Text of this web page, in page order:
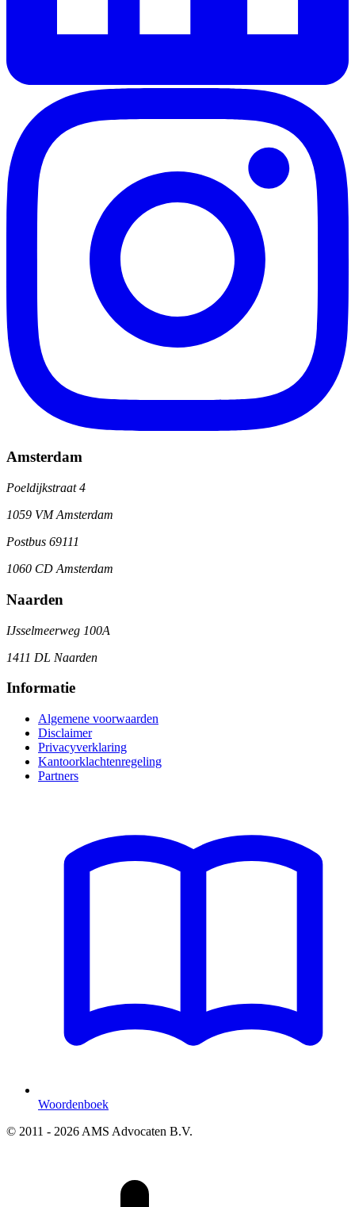
Amsterdam
Poeldijkstraat 4
1059 VM Amsterdam
Postbus 69111
1060 CD Amsterdam
Naarden
IJsselmeerweg 100A
1411 DL Naarden
Informatie
Algemene voorwaarden
Disclaimer
Privacyverklaring
Kantoorklachtenregeling
Partners
Woordenboek
© 2011 - 2026 AMS Advocaten B.V.